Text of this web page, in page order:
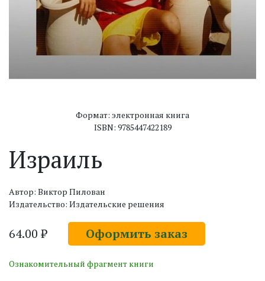
Формат: электронная книга
ISBN: 9785447422189
Израиль
Автор: Виктор Пилован
Издательство: Издательские решения
64.00 ₽ Оформить заказ
Ознакомительный фрагмент книги